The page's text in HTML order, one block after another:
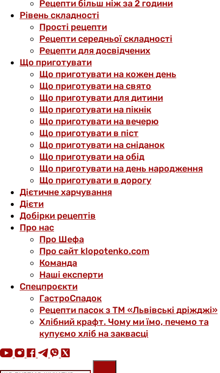
Рецепти більш ніж за 2 години
Рівень складності
Прості рецепти
Рецепти середньої складності
Рецепти для досвідчених
Що приготувати
Що приготувати на кожен день
Що приготувати на свято
Що приготувати для дитини
Що приготувати на пікнік
Що приготувати на вечерю
Що приготувати в піст
Що приготувати на сніданок
Що приготувати на обід
Що приготувати на день народження
Що приготувати в дорогу
Дієтичне харчування
Дієти
Добірки рецептів
Про нас
Про Шефа
Про сайт klopotenko.com
Команда
Наші експерти
Спецпроєкти
ГастроСпадок
Рецепти пасок з ТМ «Львівські дріжджі»
Хлібний крафт. Чому ми їмо, печемо та
купуємо хліб на заквасці